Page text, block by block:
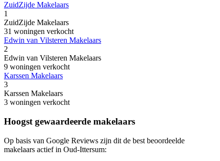
ZuidZijde Makelaars
1
ZuidZijde Makelaars
31 woningen verkocht
Edwin van Vilsteren Makelaars
2
Edwin van Vilsteren Makelaars
9 woningen verkocht
Karssen Makelaars
3
Karssen Makelaars
3 woningen verkocht
Hoogst gewaardeerde makelaars
Op basis van Google Reviews zijn dit de best beoordeelde
makelaars actief in Oud-Ittersum: